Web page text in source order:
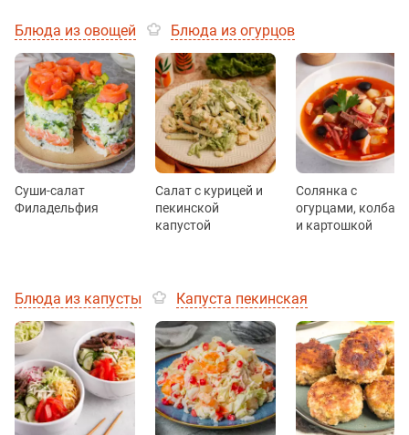
Блюда из овощей Блюда из огурцов
Суши-салат
Филадельфия
Салат с курицей и
пекинской
капустой
Солянка с
огурцами,
и картошкой
Блюда из капусты Капуста пекинская